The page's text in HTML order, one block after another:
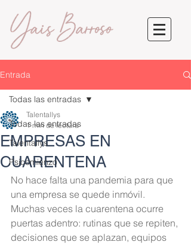
Entrada
Todas las entradas
Talentallys
Psicomienzo
Todas las entradas
EMPRESAS EN
CUARENTENA
Talentallys
1 min de lectura
No hace falta una pandemia para que
una empresa se quede inmóvil.
Muchas veces la cuarentena ocurre
puertas adentro: rutinas que se repiten,
decisiones que se aplazan, equipos